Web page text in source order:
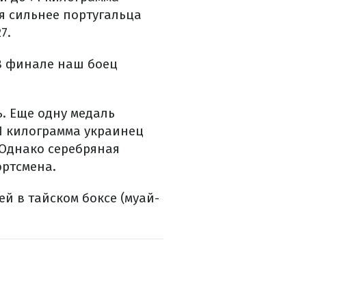
португальца
финале наш боец
Еще одну медаль
килограмма украинец
серебряная
в тайском боксе (муай-